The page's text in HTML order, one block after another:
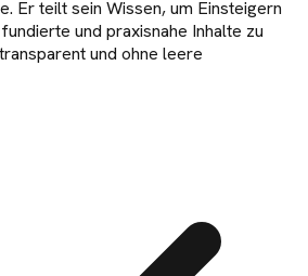
Er teilt sein Wissen, um Einsteigern
und praxisnahe Inhalte zu
und ohne leere